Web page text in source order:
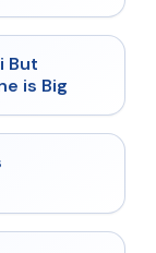
But
is Big